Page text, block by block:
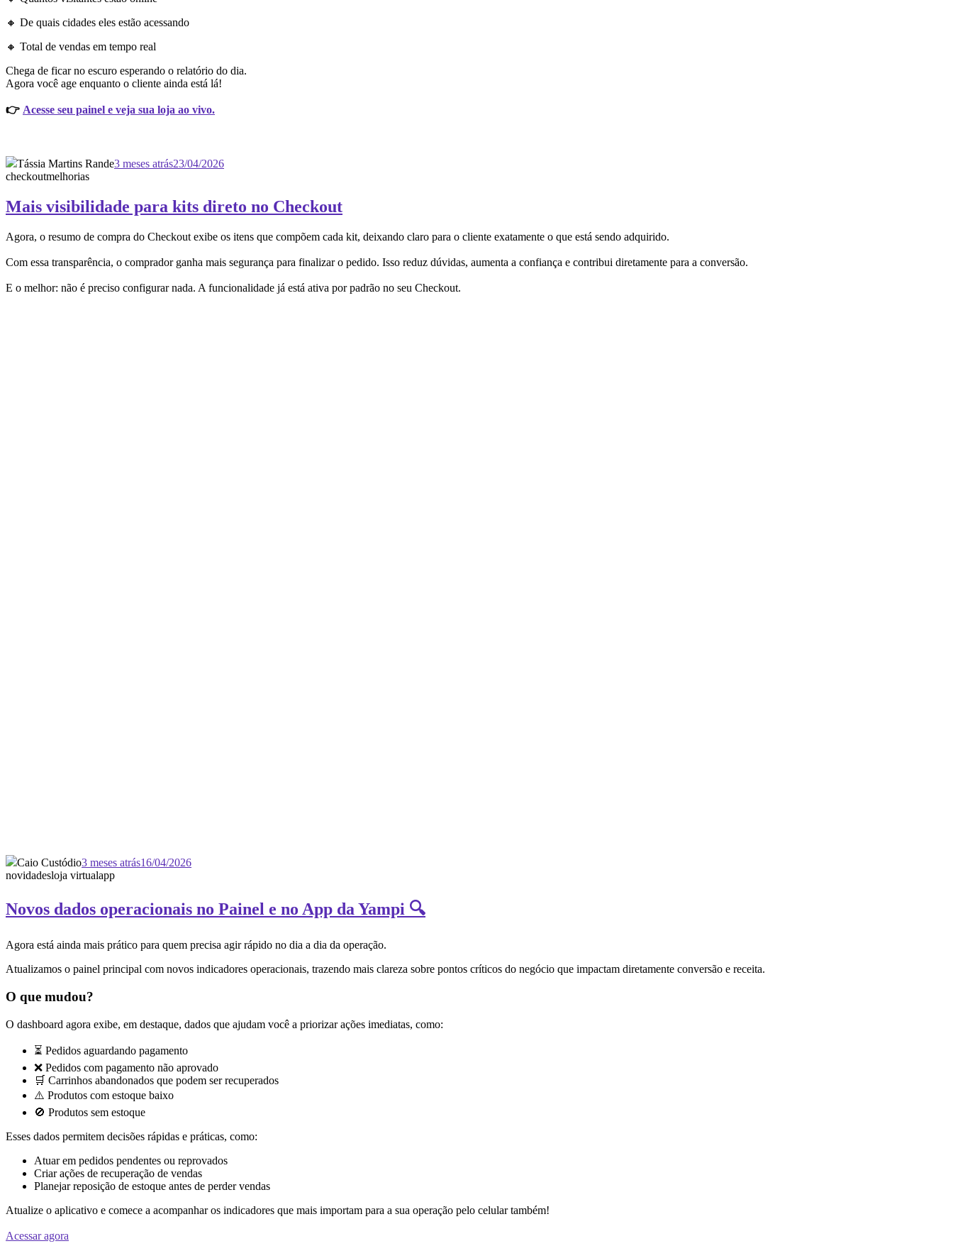
🔸 De quais cidades eles estão acessando
🔸 Total de vendas em tempo real
Chega de ficar no escuro esperando o relatório do dia.
Agora você age enquanto o cliente ainda está lá!
👉 Acesse seu painel e veja sua loja ao vivo.
Tássia Martins Rande3 meses atrás23/04/2026
checkoutmelhorias
Mais visibilidade para kits direto no Checkout
Agora, o resumo de compra do Checkout exibe os itens que compõem cada kit, deixando claro para o cliente exatamente o que está sendo adquirido.
Com essa transparência, o comprador ganha mais segurança para finalizar o pedido. Isso reduz dúvidas, aumenta a confiança e contribui diretamente para a conversão.
E o melhor: não é preciso configurar nada. A funcionalidade já está ativa por padrão no seu Checkout.
Caio Custódio3 meses atrás16/04/2026
novidadesloja virtualapp
Novos dados operacionais no Painel e no App da Yampi 🔍
Agora está ainda mais prático para quem precisa agir rápido no dia a dia da operação.
Atualizamos o painel principal com novos indicadores operacionais, trazendo mais clareza sobre pontos críticos do negócio que impactam diretamente conversão e receita.
O que mudou?
O dashboard agora exibe, em destaque, dados que ajudam você a priorizar ações imediatas, como:
⏳ Pedidos aguardando pagamento
❌ Pedidos com pagamento não aprovado
🛒 Carrinhos abandonados que podem ser recuperados
⚠️ Produtos com estoque baixo
🚫 Produtos sem estoque
Esses dados permitem decisões rápidas e práticas, como:
Atuar em pedidos pendentes ou reprovados
Criar ações de recuperação de vendas
Planejar reposição de estoque antes de perder vendas
Atualize o aplicativo e comece a acompanhar os indicadores que mais importam para a sua operação pelo celular também!
Acessar agora